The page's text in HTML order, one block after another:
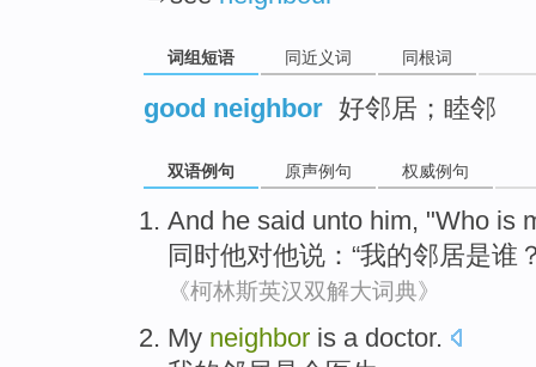
词组短语 同近义词 同根词
good neighbor 好邻居；睦邻
双语例句 原声例句 权威例句
And he said unto him, "Who is
同时他对他说：“我的邻居是谁
《柯林斯英汉双解大词典》
My neighbor is a doctor.